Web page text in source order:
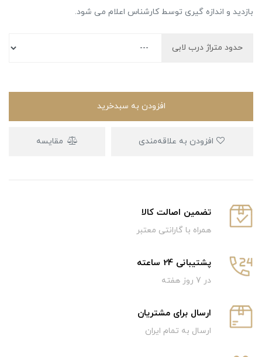
بازدید و اندازه گیری توسط کارشناس اعلام می شود.
حدود متراژ درب لابی
افزودن به سبدخرید
مقایسه
تضمین اصالت کالا
همراه با گارانتی معتبر
پشتیبانی 24 ساعته
در 7 روز هفته
ارسال برای مشتریان
ارسال به تمام ایران